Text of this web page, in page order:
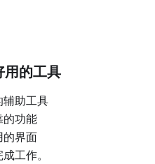
用的工具
辅助工具
的功能
的界面
工作。